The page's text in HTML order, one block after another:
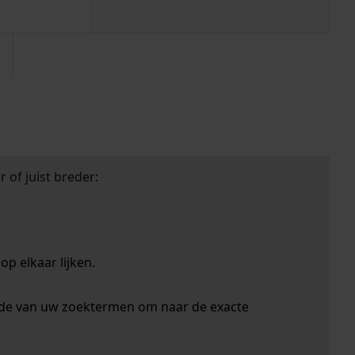
of juist breder:
elkaar lijken.
van uw zoektermen om naar de exacte